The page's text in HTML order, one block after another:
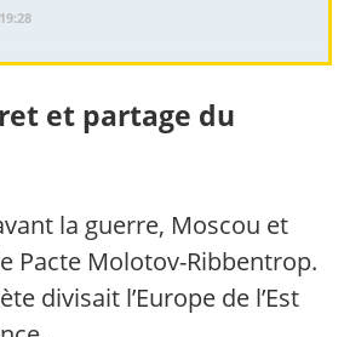
et partage du
la guerre, Moscou et
Pacte Molotov-Ribbentrop.
divisait l’Europe de l’Est